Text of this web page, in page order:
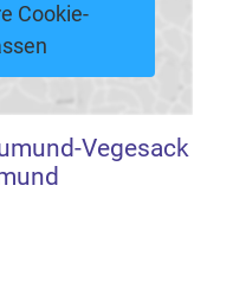
Cookie-
Vegesack